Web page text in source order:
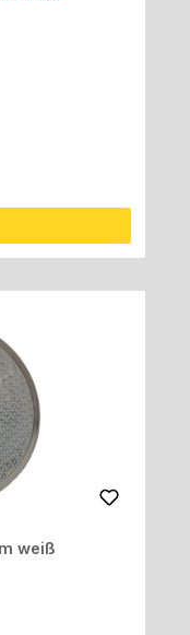
weiß